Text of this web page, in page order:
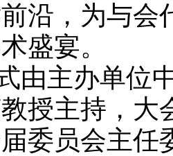
沿，为与会
盛宴。
由主办单位
授主持，大
委员会主任